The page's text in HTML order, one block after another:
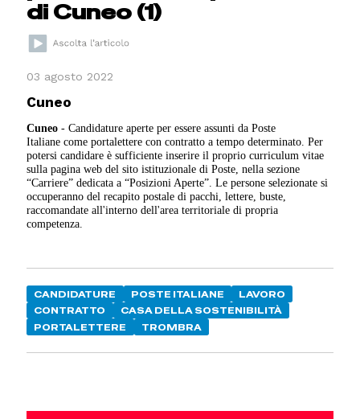
di Cuneo (1)
03 agosto 2022
Cuneo
Cuneo - Candidature aperte per essere assunti da Poste
Italiane come portalettere con contratto a tempo determinato. Per
potersi candidare è sufficiente inserire il proprio curriculum vitae
sulla pagina web del sito istituzionale di Poste, nella sezione
“Carriere” dedicata a “Posizioni Aperte”. Le persone selezionate si
occuperanno del recapito postale di pacchi, lettere, buste,
raccomandate all'interno dell'area territoriale di propria
competenza.
CANDIDATURE POSTE ITALIANE
LAVORO
CONTRATTO
CASA DELLA SOSTENIBILITÀ
PORTALETTERE
TROMBRA